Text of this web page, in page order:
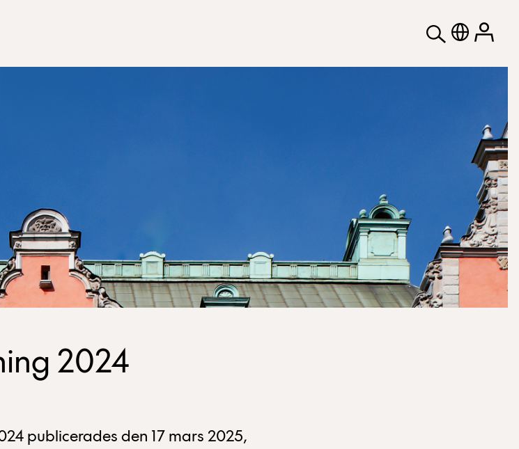
2024
publicerades den 17 mars 2025,